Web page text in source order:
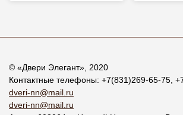
© «Двери Элегант», 2020
Контактные телефоны: +7(831)269-65-75
dveri-nn@mail.ru
dveri-nn@mail.ru